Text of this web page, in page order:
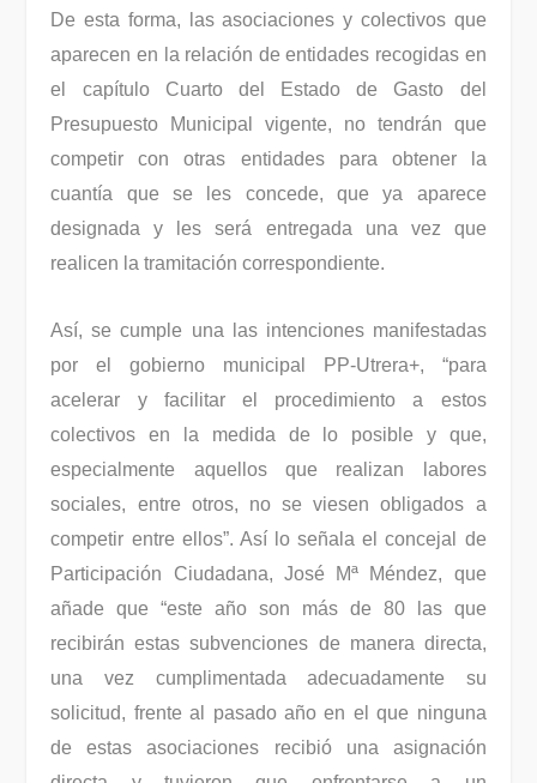
De esta forma, las asociaciones y colectivos que
aparecen en la relación de entidades recogidas en
el capítulo Cuarto del Estado de Gasto del
Presupuesto Municipal vigente, no tendrán que
competir con otras entidades para obtener la
cuantía que se les concede, que ya aparece
designada y les será entregada una vez que
realicen la tramitación correspondiente.
Así, se cumple una las intenciones manifestadas
por el gobierno municipal PP-Utrera+, “para
acelerar y facilitar el procedimiento a estos
colectivos en la medida de lo posible y que,
especialmente aquellos que realizan labores
sociales, entre otros, no se viesen obligados a
competir entre ellos”. Así lo señala el concejal de
Participación Ciudadana, José Mª Méndez, que
añade que “este año son más de 80 las que
recibirán estas subvenciones de manera directa,
una vez cumplimentada adecuadamente su
solicitud, frente al pasado año en el que ninguna
de estas asociaciones recibió una asignación